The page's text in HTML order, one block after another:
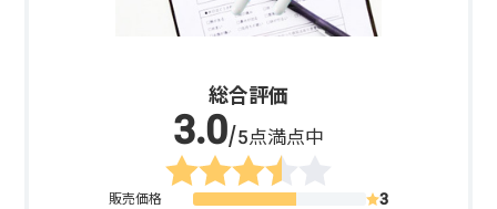
総合評価
/5点満点中
販売価格